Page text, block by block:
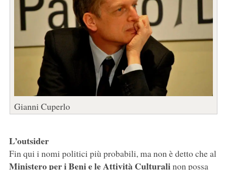
Gianni Cuperlo
L’outsider
Fin qui i nomi politici più probabili, ma non è detto che al
Ministero per i Beni e le Attività Culturalinon possa